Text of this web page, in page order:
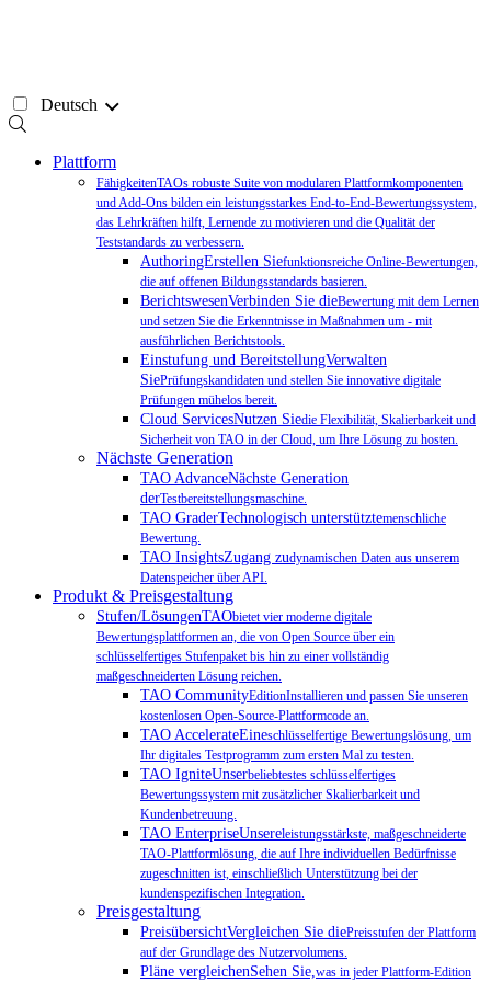
Deutsch
Plattform
FähigkeitenTAOs robuste Suite von modularen Plattformkomponenten
und Add-Ons bilden ein leistungsstarkes End-to-End-Bewertungssystem,
das Lehrkräften hilft, Lernende zu motivieren und die Qualität der
Teststandards zu verbessern.
AuthoringErstellen Siefunktionsreiche Online-Bewertungen,
die auf offenen Bildungsstandards basieren.
BerichtswesenVerbinden Sie dieBewertung mit dem Lernen
und setzen Sie die Erkenntnisse in Maßnahmen um - mit
ausführlichen Berichtstools.
Einstufung und BereitstellungVerwalten
SiePrüfungskandidaten und stellen Sie innovative digitale
Prüfungen mühelos bereit.
Cloud ServicesNutzen Siedie Flexibilität, Skalierbarkeit und
Sicherheit von TAO in der Cloud, um Ihre Lösung zu hosten.
Nächste Generation
TAO AdvanceNächste Generation
derTestbereitstellungsmaschine.
TAO GraderTechnologisch unterstütztemenschliche
Bewertung.
TAO InsightsZugang zudynamischen Daten aus unserem
Datenspeicher über API.
Produkt & Preisgestaltung
Stufen/LösungenTAObietet vier moderne digitale
Bewertungsplattformen an, die von Open Source über ein
schlüsselfertiges Stufenpaket bis hin zu einer vollständig
maßgeschneiderten Lösung reichen.
TAO CommunityEditionInstallieren und passen Sie unseren
kostenlosen Open-Source-Plattformcode an.
TAO AccelerateEineschlüsselfertige Bewertungslösung, um
Ihr digitales Testprogramm zum ersten Mal zu testen.
TAO IgniteUnserbeliebtestes schlüsselfertiges
Bewertungssystem mit zusätzlicher Skalierbarkeit und
Kundenbetreuung.
TAO EnterpriseUnsereleistungsstärkste, maßgeschneiderte
TAO-Plattformlösung, die auf Ihre individuellen Bedürfnisse
zugeschnitten ist, einschließlich Unterstützung bei der
kundenspezifischen Integration.
Preisgestaltung
PreisübersichtVergleichen Sie diePreisstufen der Plattform
auf der Grundlage des Nutzervolumens.
Pläne vergleichenSehen Sie,was in jeder Plattform-Edition